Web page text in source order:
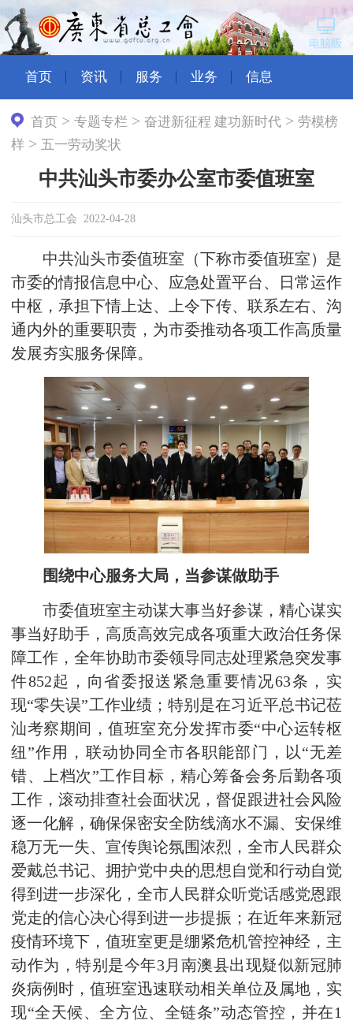
首页 资讯 服务 业务 信息
首页 >专题专栏 >奋进新征程 建功新时代 >劳模榜
样 > 五一劳动奖状
中共汕头市委办公室市委值班室
汕头市总工会 2022-04-28
中共汕头市委值班室（下称市委值班室）是
市委的情报信息中心、应急处置平台、日常运作
中枢，承担下情上达、上令下传、联系左右、沟
通内外的重要职责，为市委推动各项工作高质量
发展夯实服务保障。
围绕中心服务大局，当参谋做助手
市委值班室主动谋大事当好参谋，精心谋实
事当好助手，高质高效完成各项重大政治任务保
障工作，全年协助市委领导同志处理紧急突发事
件852起，向省委报送紧急重要情况63条，实
现“零失误”工作业绩；特别是在习近平总书记莅
汕考察期间，值班室充分发挥市委“中心运转枢
纽”作用，联动协同全市各职能部门，以“无差
错、上档次”工作目标，精心筹备会务后勤各项
工作，滚动排查社会面状况，督促跟进社会风险
逐一化解，确保保密安全防线滴水不漏、安保维
稳万无一失、宣传舆论氛围浓烈，全市人民群众
爱戴总书记、拥护党中央的思想自觉和行动自觉
得到进一步深化，全市人民群众听党话感党恩跟
党走的信心决心得到进一步提振；在近年来新冠
疫情环境下，值班室更是绷紧危机管控神经，主
动作为，特别是今年3月南澳县出现疑似新冠肺
炎病例时，值班室迅速联动相关单位及属地，实
现“全天候、全方位、全链条”动态管控，并在1